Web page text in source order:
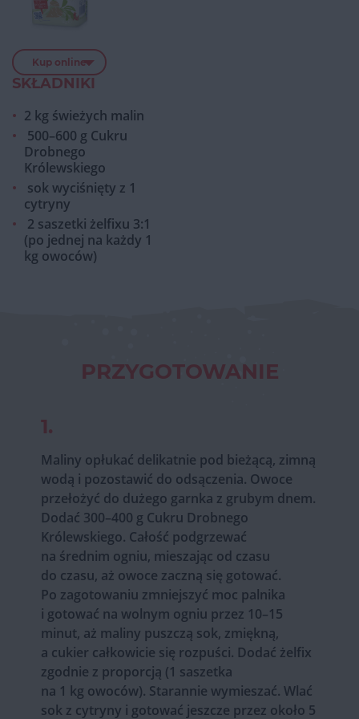
Kup online
SKŁADNIKI
2 kg świeżych malin
500–600 g Cukru
Drobnego
Królewskiego
sok wyciśnięty z 1
cytryny
2 saszetki żelfixu 3:1
(po jednej na każdy 1
kg owoców)
PRZYGOTOWANIE
1.
Maliny opłukać delikatnie pod bieżącą, zimną
wodą i pozostawić do odsączenia. Owoce
przełożyć do dużego garnka z grubym dnem.
Dodać 300–400 g Cukru Drobnego
Królewskiego. Całość podgrzewać
na średnim ogniu, mieszając od czasu
do czasu, aż owoce zaczną się gotować.
Po zagotowaniu zmniejszyć moc palnika
i gotować na wolnym ogniu przez 10–15
minut, aż maliny puszczą sok, zmiękną,
a cukier całkowicie się rozpuści. Dodać żelfix
zgodnie z proporcją (1 saszetka
na 1 kg owoców). Starannie wymieszać. Wlać
sok z cytryny i gotować jeszcze przez około 5